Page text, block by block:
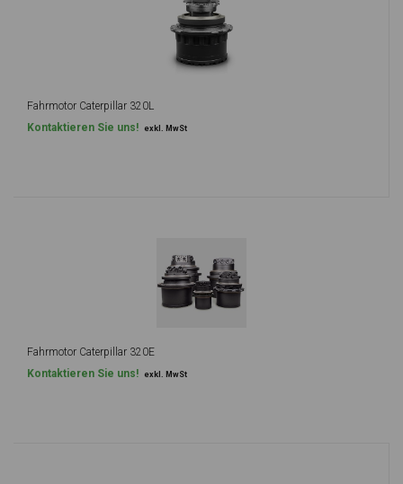
Fahrmotor Caterpillar 320L
Kontaktieren Sie uns! exkl. MwSt
Fahrmotor Caterpillar 320E
Kontaktieren Sie uns! exkl. MwSt